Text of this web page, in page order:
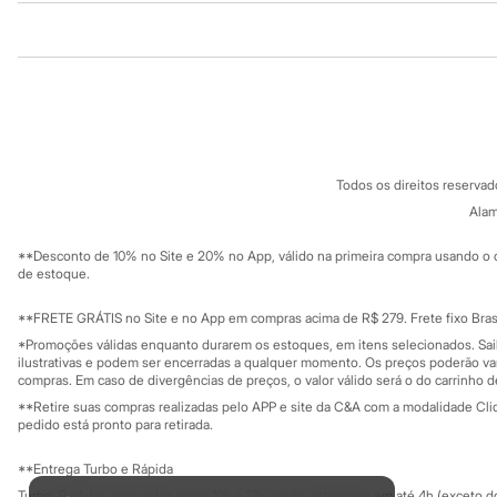
Patrulha Canina
Finalizadores
Shampoo
Cuidados com o corpo
Hidratante
Protetor solar
Tratamento
Cuidados com o rosto
Esfoliante
Hidratante
Protetor solar
Tônicos
Mapa do site
Investidores
Privacidade
Configuração de cookies
Minha privacidade
C&A Pay
Sobre o C&A
Governança
Educação
Todos os direitos
**Desconto de 10% no Site e 20% no App, válido na primeira compra usando
de estoque.
**FRETE GRÁTIS no Site e no App em compras acima de R$ 279. Frete fixo
*Promoções válidas enquanto durarem os estoques, em itens selecionados.
ilustrativas e podem ser encerradas a qualquer momento. Os preços poderão
compras. Em caso de divergências de preços, o valor válido será o do carrinho
**Retire suas compras realizadas pelo APP e site da C&A com a modalidade
pedido está pronto para retirada.
**Entrega Turbo e Rápida